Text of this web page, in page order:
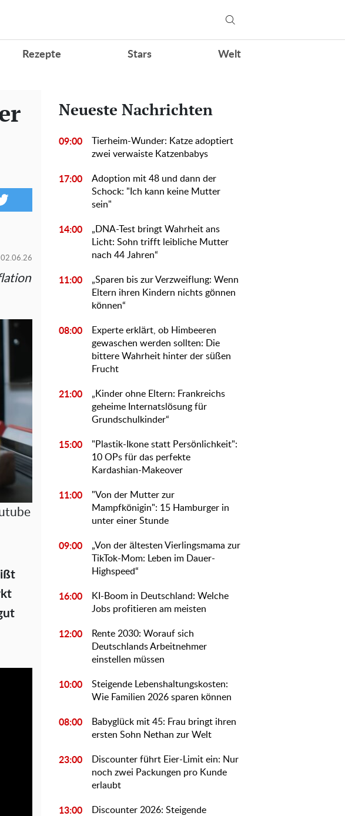
Rezepte Stars Welt
Neueste Nachrichten
09:00
Tierheim-Wunder: Katze adoptiert
zwei verwaiste Katzenbabys
17:00
Adoption mit 48 und dann der
Schock: "Ich kann keine Mutter
sein"
14:00
„DNA-Test bringt Wahrheit ans
Licht: Sohn trifft leibliche Mutter
nach 44 Jahren“
11:00
„Sparen bis zur Verzweiflung: Wenn
Eltern ihren Kindern nichts gönnen
können“
08:00
Experte erklärt, ob Himbeeren
gewaschen werden sollten: Die
bittere Wahrheit hinter der süßen
Frucht
21:00
„Kinder ohne Eltern: Frankreichs
geheime Internatslösung für
Grundschulkinder“
15:00
"Plastik-Ikone statt Persönlichkeit":
10 OPs für das perfekte
Kardashian-Makeover
11:00
"Von der Mutter zur
Mampfkönigin": 15 Hamburger in
unter einer Stunde
09:00
„Von der ältesten Vierlingsmama zur
TikTok-Mom: Leben im Dauer-
Highspeed“
16:00
KI-Boom in Deutschland: Welche
Jobs profitieren am meisten
12:00
Rente 2030: Worauf sich
Deutschlands Arbeitnehmer
einstellen müssen
10:00
Steigende Lebenshaltungskosten:
Wie Familien 2026 sparen können
08:00
Babyglück mit 45: Frau bringt ihren
ersten Sohn Nethan zur Welt
23:00
Discounter führt Eier-Limit ein: Nur
noch zwei Packungen pro Kunde
erlaubt
13:00
Discounter 2026: Steigende